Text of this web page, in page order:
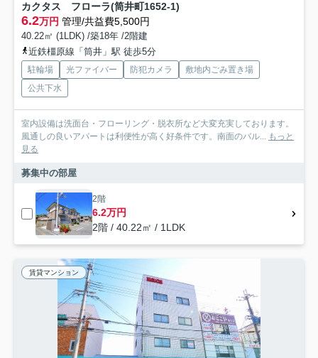
カクタス フローラ(筒井町1652-1)
6.2万円 管理/共益費5,500円
40.22㎡ (1LDK) /築18年 /2階建
近鉄橿原線「筒井」駅 徒歩5分
駐輪場 光ファイバー 防犯カメラ
敷地内ごみ置き場
公共下水
室内設備は洗面台・フローリング・脱衣所など大変充実しております。
風通しの良いアパートは利便性が高く好条件です。南面のバル... もっと
見る
募集中の部屋
2階
6.2万円
2階 / 40.22㎡ / 1LDK
賃貸マンション